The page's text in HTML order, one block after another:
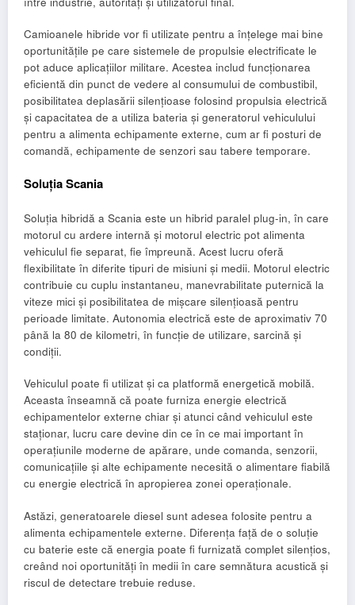
Camioanele hibride vor fi utilizate pentru a înțelege mai bine
oportunitățile pe care sistemele de propulsie electrificate le
pot aduce aplicațiilor militare. Acestea includ funcționarea
eficientă din punct de vedere al consumului de combustibil,
posibilitatea deplasării silențioase folosind propulsia electrică
și capacitatea de a utiliza bateria și generatorul vehiculului
pentru a alimenta echipamente externe, cum ar fi posturi de
comandă, echipamente de senzori sau tabere temporare.
Soluția Scania
Soluția hibridă a Scania este un hibrid paralel plug-in, în care
motorul cu ardere internă și motorul electric pot alimenta
vehiculul fie separat, fie împreună. Acest lucru oferă
flexibilitate în diferite tipuri de misiuni și medii. Motorul electric
contribuie cu cuplu instantaneu, manevrabilitate puternică la
viteze mici și posibilitatea de mișcare silențioasă pentru
perioade limitate. Autonomia electrică este de aproximativ 70
până la 80 de kilometri, în funcție de utilizare, sarcină și
condiții.
Vehiculul poate fi utilizat și ca platformă energetică mobilă.
Aceasta înseamnă că poate furniza energie electrică
echipamentelor externe chiar și atunci când vehiculul este
staționar, lucru care devine din ce în ce mai important în
operațiunile moderne de apărare, unde comanda, senzorii,
comunicațiile și alte echipamente necesită o alimentare fiabilă
cu energie electrică în apropierea zonei operaționale.
Astăzi, generatoarele diesel sunt adesea folosite pentru a
alimenta echipamentele externe. Diferența față de o soluție
cu baterie este că energia poate fi furnizată complet silențios,
creând noi oportunități în medii în care semnătura acustică și
riscul de detectare trebuie reduse.